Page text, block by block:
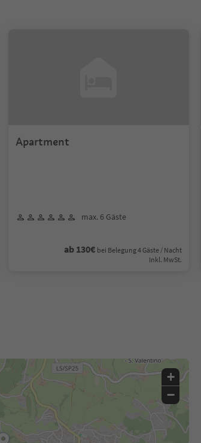
Apartment
max. 6 Gäste
ab 130€ bei Belegung 4 Gäste / Nacht
Inkl. MwSt.
+
−